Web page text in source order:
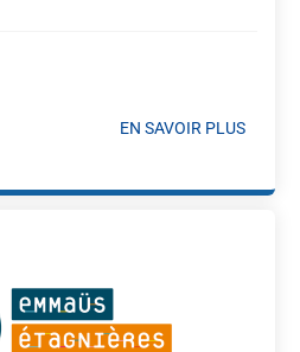
EN SAVOIR PLUS